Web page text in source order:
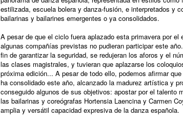
estilizada, escuela bolera y danza-fusión, e interpretados y
bailarinas y bailarines emergentes o ya consolidados.
A pesar de que el ciclo fuera aplazado esta primavera por el
algunas compañías previstas no pudieran participar este
fin de garantizar la seguridad, se redujeran los aforos y el
las clases magistrales, y tuvieran que aplazarse los
próxima edición... A pesar de todo ello, podemos afirmar
ha consolidado este año, alcanzado la madurez artística y
conseguido algunos de sus objetivos: apostar por el talento
las bailarinas y coreógrafas Hortensia Laencina y Carmen
amplia y versátil capacidad expresiva de la danza española.